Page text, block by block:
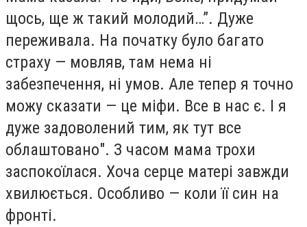
щось, ще ж такий молодий…”. Дуже
переживала. На початку було багато
страху — мовляв, там нема ні
забезпечення, ні умов. Але тепер я точно
можу сказати — це міфи. Все в нас є. І я
дуже задоволений тим, як тут все
облаштовано". З часом мама трохи
заспокоїлася. Хоча серце матері завжди
хвилюється. Особливо — коли її син на
фронті.